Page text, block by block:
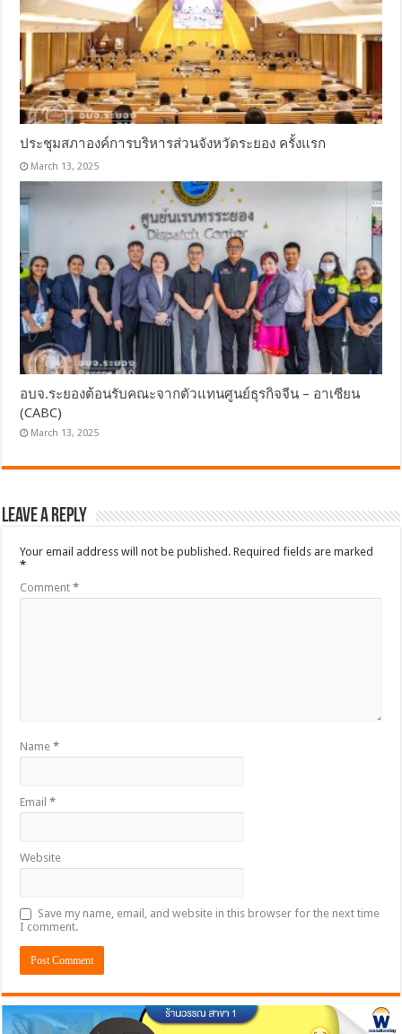
ประชุมสภาองค์การบริหารส่วนจังหวัดระยอง ครั้งแรก
March 13, 2025
อบจ.ระยองต้อนรับคณะจากตัวแทนศูนย์ธุรกิจจีน – อาเซียน
(CABC)
March 13, 2025
Leave a Reply
Your email address will not be published. Required fields are marked
*
Comment*
Name*
Email*
Website
Save my name, email, and website in this browser for the next time
I comment.